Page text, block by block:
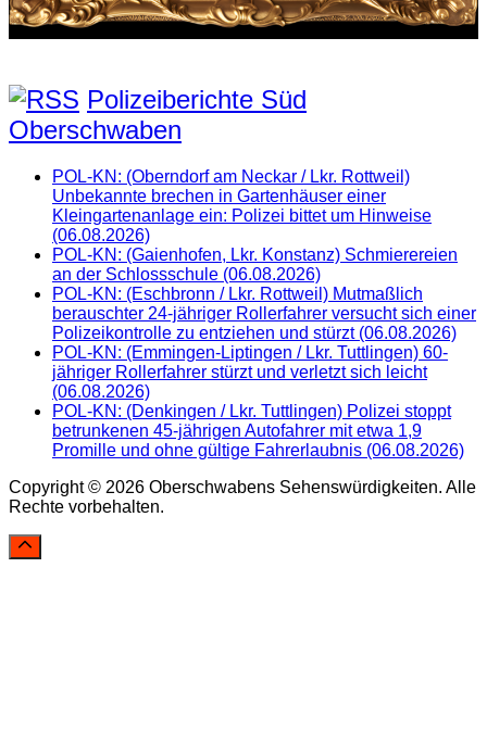
Polizeiberichte Süd
Oberschwaben
POL-KN: (Oberndorf am Neckar / Lkr. Rottweil)
Unbekannte brechen in Gartenhäuser einer
Kleingartenanlage ein: Polizei bittet um Hinweise
(06.08.2026)
POL-KN: (Gaienhofen, Lkr. Konstanz) Schmierereien
an der Schlossschule (06.08.2026)
POL-KN: (Eschbronn / Lkr. Rottweil) Mutmaßlich
berauschter 24-jähriger Rollerfahrer versucht sich einer
Polizeikontrolle zu entziehen und stürzt (06.08.2026)
POL-KN: (Emmingen-Liptingen / Lkr. Tuttlingen) 60-
jähriger Rollerfahrer stürzt und verletzt sich leicht
(06.08.2026)
POL-KN: (Denkingen / Lkr. Tuttlingen) Polizei stoppt
betrunkenen 45-jährigen Autofahrer mit etwa 1,9
Promille und ohne gültige Fahrerlaubnis (06.08.2026)
Copyright © 2026 Oberschwabens Sehenswürdigkeiten. Alle
Rechte vorbehalten.